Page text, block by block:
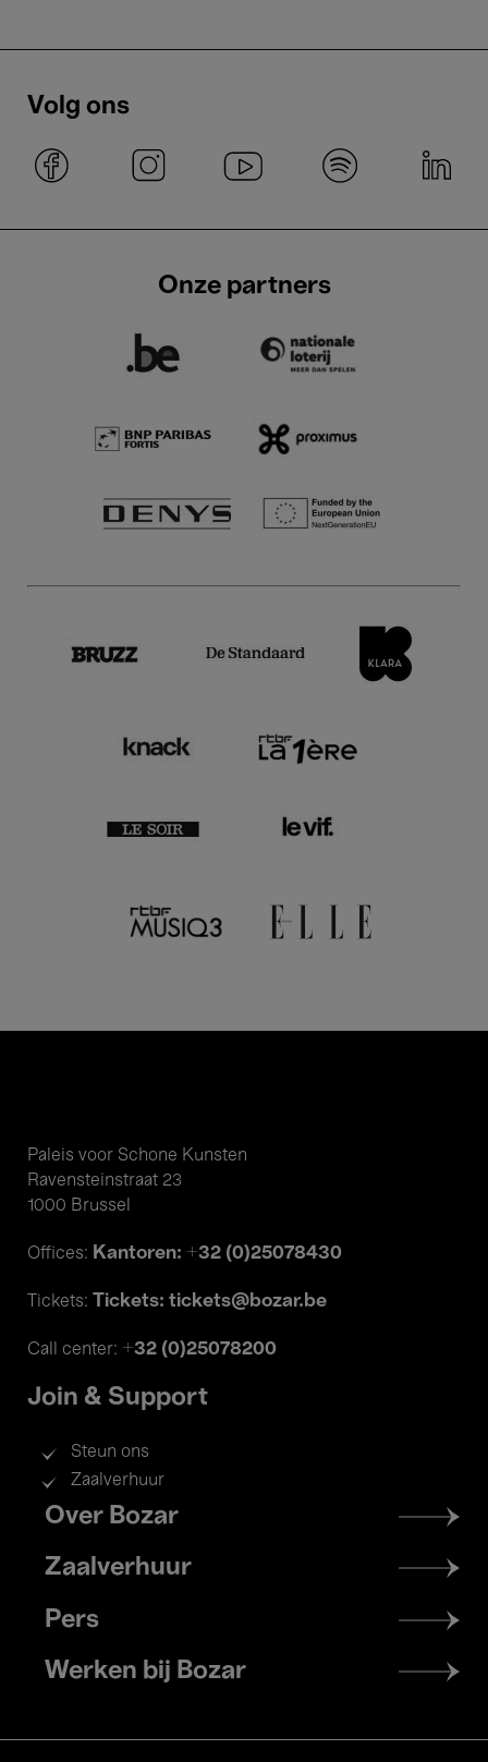
Volg ons
Onze partners
Paleis voor Schone Kunsten
Ravensteinstraat 23
1000 Brussel
Offices: Kantoren: +32 (0)25078430
Tickets: Tickets: tickets@bozar.be
Call center: +32 (0)25078200
Join & Support
Steun ons
Zaalverhuur
Footer
menu
Over Bozar
Zaalverhuur
Pers
Werken bij Bozar